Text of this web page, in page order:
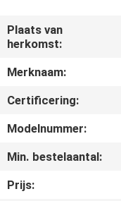
OVER
ONS
NIEUWS
Plaats van
herkomst:
Merknaam:
Certificering:
Modelnummer:
Min. bestelaantal:
Prijs: